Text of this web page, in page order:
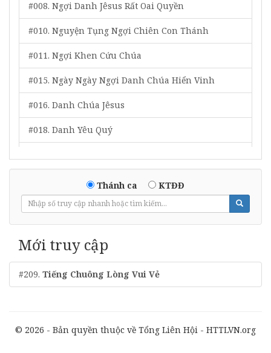
#008. Ngợi Danh Jêsus Rất Oai Quyền
#010. Nguyện Tụng Ngợi Chiên Con Thánh
#011. Ngợi Khen Cứu Chúa
#015. Ngày Ngày Ngợi Danh Chúa Hiển Vinh
#016. Danh Chúa Jêsus
#018. Danh Yêu Quý
#020. Ngợi Khen Đấng Quân Lâm Muôn Đời
#021. Cứu Chúa Siêu Việt
#022. Ta Bước Lên Si-Ôn
#023. Tôn Vinh Chân Thần
#026. Chúc Cho Đấng Ngồi Trên Ngôi
#033. Dương Quang Tâm Hồn
Thánh ca KTĐĐ
Mới truy cập
#209. Tiếng Chuông Lòng Vui Vẻ
© 2026 - Bản quyền thuộc về Tổng Liên Hội - HTTLVN.org